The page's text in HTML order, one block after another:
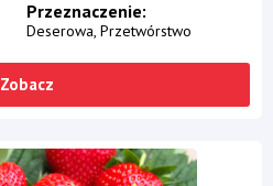
Przeznaczenie
Deserowa Przetwórstwo
Zobacz